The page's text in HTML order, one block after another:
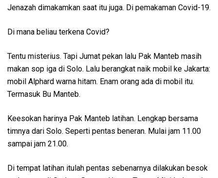
Jenazah dimakamkan saat itu juga. Di pemakaman Covid-19.
Di mana beliau terkena Covid?
Tentu misterius. Tapi Jumat pekan lalu Pak Manteb masih
makan sop iga di Solo. Lalu berangkat naik mobil ke Jakarta:
mobil Alphard warna hitam. Enam orang ada di mobil itu.
Termasuk Bu Manteb.
Keesokan harinya Pak Manteb latihan. Lengkap bersama
timnya dari Solo. Seperti pentas beneran. Mulai jam 11.00
sampai jam 21.00.
Di tempat latihan itulah pentas sebenarnya dilakukan besok